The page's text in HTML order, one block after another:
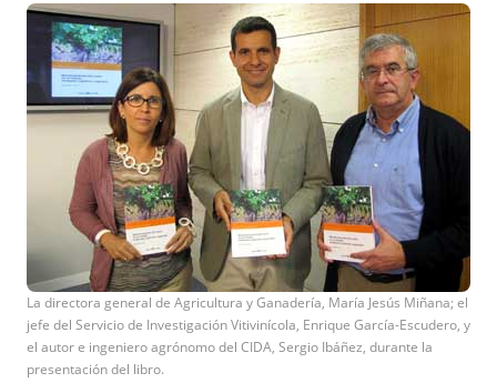
La directora general de Agricultura y Ganadería, María Jesús Miñana; el
jefe del Servicio de Investigación Vitivinícola, Enrique García-Escudero, y
el autor e ingeniero agrónomo del CIDA, Sergio Ibáñez, durante la
presentación del libro.